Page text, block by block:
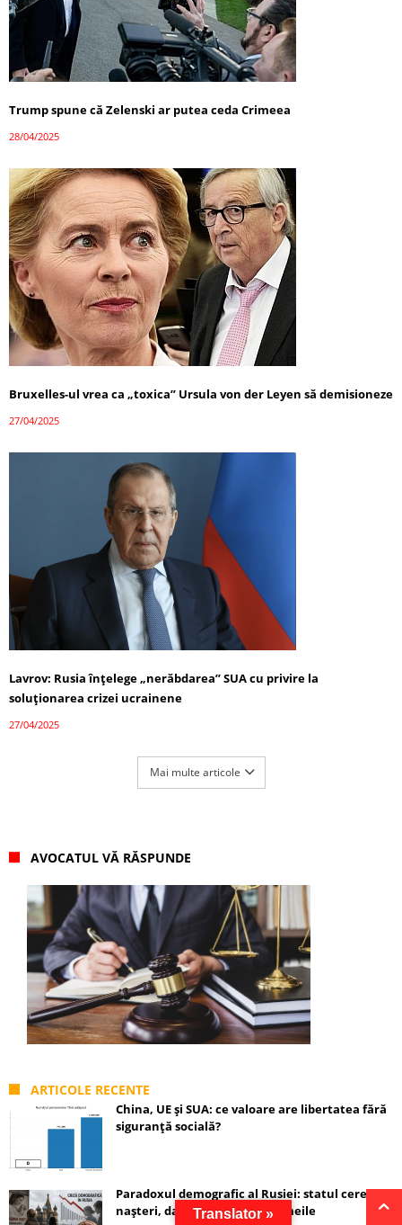
Trump spune că Zelenski ar putea ceda Crimeea
28/04/2025
Bruxelles-ul vrea ca „toxica” Ursula von der Leyen să demisioneze
27/04/2025
Lavrov: Rusia înțelege „nerăbdarea” SUA cu privire la
soluționarea crizei ucrainene
27/04/2025
Mai multe articole
AVOCATUL VĂ RĂSPUNDE
ARTICOLE RECENTE
China, UE și SUA: ce valoare are libertatea fără
siguranță socială?
Paradoxul demografic al Rusiei: statul cere
nașteri, dar nu protejează femeile
Translator »